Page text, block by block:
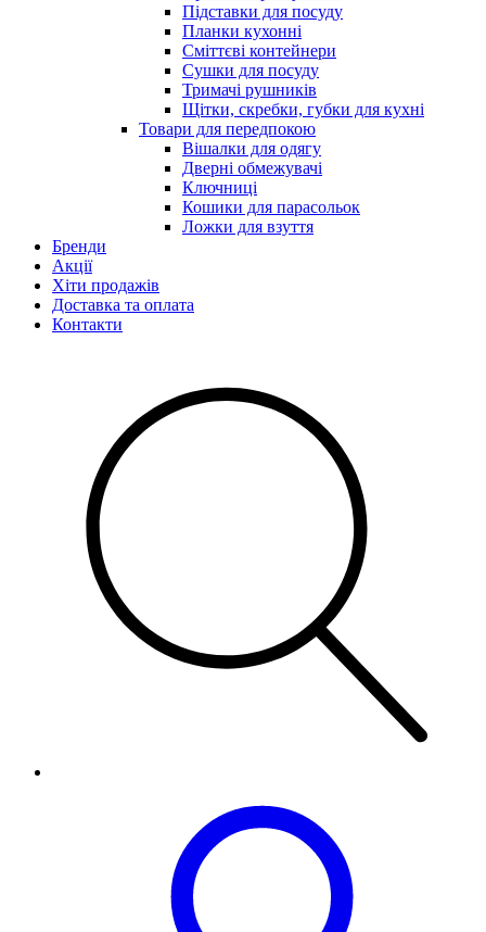
Підставки для посуду
Планки кухонні
Сміттєві контейнери
Сушки для посуду
Тримачі рушників
Щітки, скребки, губки для кухні
Товари для передпокою
Вішалки для одягу
Дверні обмежувачі
Ключниці
Кошики для парасольок
Ложки для взуття
Бренди
Акції
Хіти продажів
Доставка та оплата
Контакти